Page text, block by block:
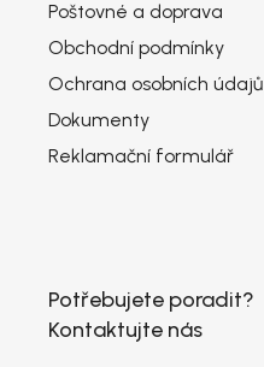
Poštovné a doprava
Obchodní podmínky
Ochrana osobních údajů
Dokumenty
Reklamační formulář
Potřebujete poradit?
Kontaktujte nás